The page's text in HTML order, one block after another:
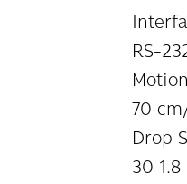
RS-
70
Drop
30